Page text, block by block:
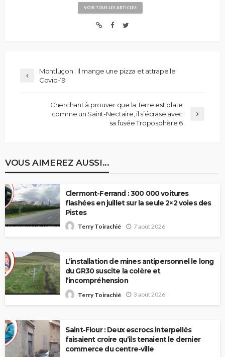
VOIR TOUS LES ARTICLES
Montluçon : Il mange une pizza et attrape le
Covid-19
Cherchant à prouver que la Terre est plate
comme un Saint-Nectaire, il s’écrase avec
sa fusée Troposphère 6
VOUS AIMEREZ AUSSI...
Clermont-Ferrand : 300 000 voitures
flashées en juillet sur la seule 2×2 voies des
Pistes
Terry Toirachié 7 août 2026
L’installation de mines antipersonnel le long
du GR30 suscite la colère et
l’incompréhension
Terry Toirachié 3 août 2026
Saint-Flour : Deux escrocs interpellés
faisaient croire qu’ils tenaient le dernier
commerce du centre-ville